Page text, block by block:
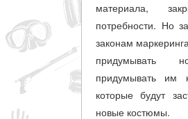
материала,
потребности. Но
законам
придумывать им
которые будут
новые костюмы.